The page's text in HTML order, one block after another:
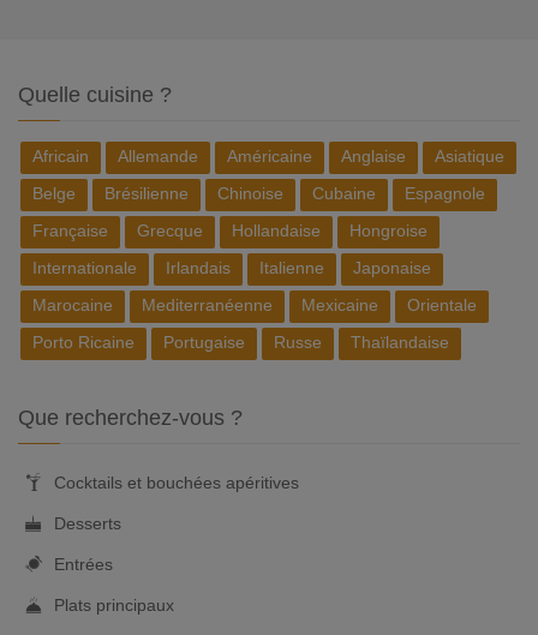
Quelle cuisine ?
Africain Allemande Américaine Anglaise
Asiatique
Belge
Brésilienne Chinoise Cubaine
Espagnole
Française
Grecque Hollandaise
Hongroise
Internationale
Irlandais Italienne
Japonaise
Marocaine
Mediterranéenne Mexicaine
Orientale
Porto Ricaine
Portugaise Russe Thaïlandaise
Que recherchez-vous ?
Cocktails et bouchées apéritives
Desserts
Entrées
Plats principaux